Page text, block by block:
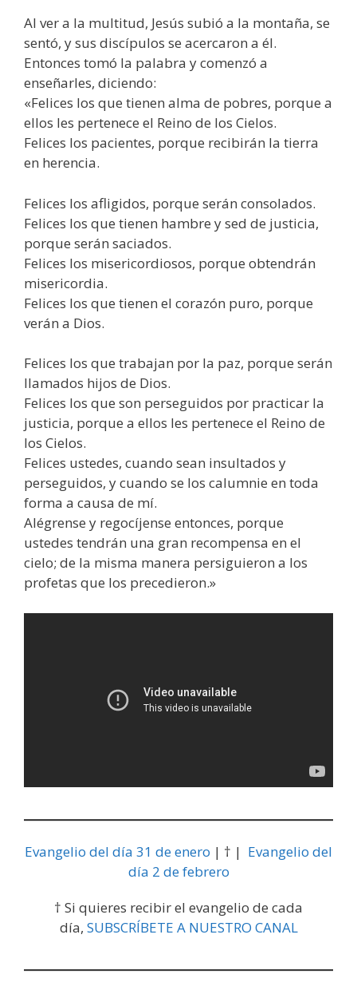
Al ver a la multitud, Jesús subió a la montaña, se
sentó, y sus discípulos se acercaron a él.
Entonces tomó la palabra y comenzó a
enseñarles, diciendo:
«Felices los que tienen alma de pobres, porque a
ellos les pertenece el Reino de los Cielos.
Felices los pacientes, porque recibirán la tierra
en herencia.
Felices los afligidos, porque serán consolados.
Felices los que tienen hambre y sed de justicia,
porque serán saciados.
Felices los misericordiosos, porque obtendrán
misericordia.
Felices los que tienen el corazón puro, porque
verán a Dios.
Felices los que trabajan por la paz, porque serán
llamados hijos de Dios.
Felices los que son perseguidos por practicar la
justicia, porque a ellos les pertenece el Reino de
los Cielos.
Felices ustedes, cuando sean insultados y
perseguidos, y cuando se los calumnie en toda
forma a causa de mí.
Alégrense y regocíjense entonces, porque
ustedes tendrán una gran recompensa en el
cielo; de la misma manera persiguieron a los
profetas que los precedieron.»
Evangelio del día 31 de enero | † | Evangelio del
día 2 de febrero
† Si quieres recibir el evangelio de cada
día, SUBSCRÍBETE A NUESTRO CANAL